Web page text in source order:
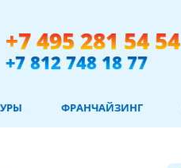
+7 495 281 54 54
+7 812 748 18 77
ФРАНЧАЙЗИНГ